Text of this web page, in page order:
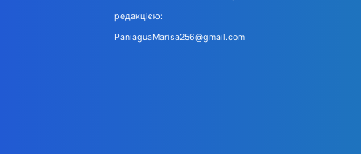
редакцією:
PaniaguaMarisa256@gmail.com